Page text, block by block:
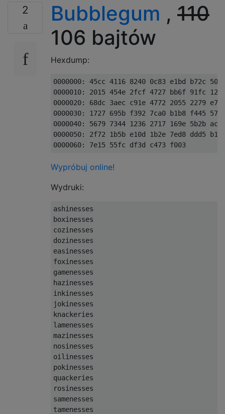
2 Bubblegum , 110
106 bajtów
Hexdump:
0000000: 45cc 4116 8240 0c83 e1bd b72c
0000010: 2015 454e 2fcf 4727 bb6f 91fc
0000020: 68dc 3aec c91e 4772 2055 2279
0000030: 1727 695b f392 7ca0 b1b8 f445
0000040: 5679 7344 1236 2717 169e 5b2b
0000050: 2f72 1b5b e10d 1b2e 7ed8 ddd5
Wypróbuj online!
Wydruki:
ashinesses
boxinesses
cozinesses
dozinesses
easinesses
foxinesses
gamenesses
hazinesses
inkinesses
jokinesses
knackeries
lamenesses
mazinesses
nosinesses
oilinesses
pokinesses
quackeries
rosinesses
samenesses
tamenesses